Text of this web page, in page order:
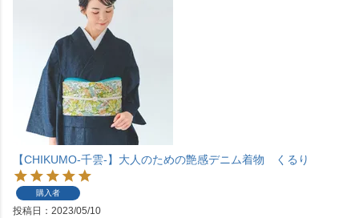
【CHIKUMO-千雲-】大人のための艶感デニム着物 くるり
購入者
投稿日 2023/05/10